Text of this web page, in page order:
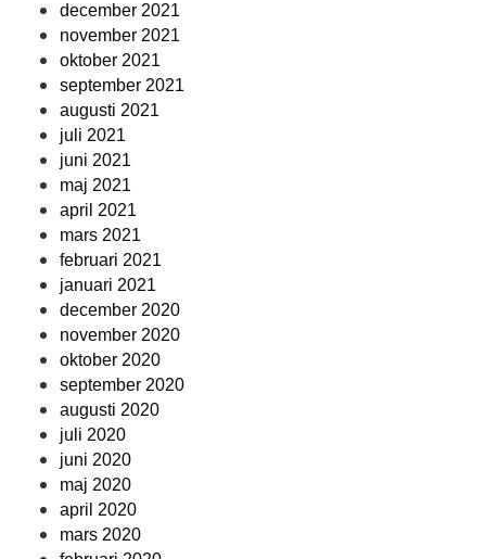
december 2021
november 2021
oktober 2021
september 2021
augusti 2021
juli 2021
juni 2021
maj 2021
april 2021
mars 2021
februari 2021
januari 2021
december 2020
november 2020
oktober 2020
september 2020
augusti 2020
juli 2020
juni 2020
maj 2020
april 2020
mars 2020